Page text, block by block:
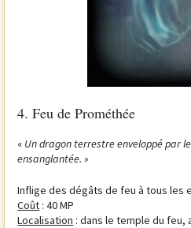
4. Feu de Prométhée
« Un dragon terrestre enveloppé par
ensanglantée.»
Inflige des dégâts de feu à tous les
Coût : 40 MP
Localisation : dans le temple du feu,